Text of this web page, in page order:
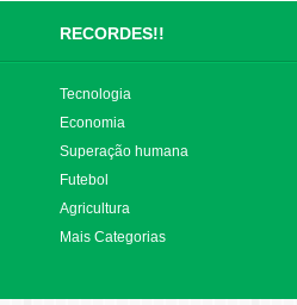
RECORDES!!
Tecnologia
Economia
Superação humana
Futebol
Agricultura
Mais Categorias